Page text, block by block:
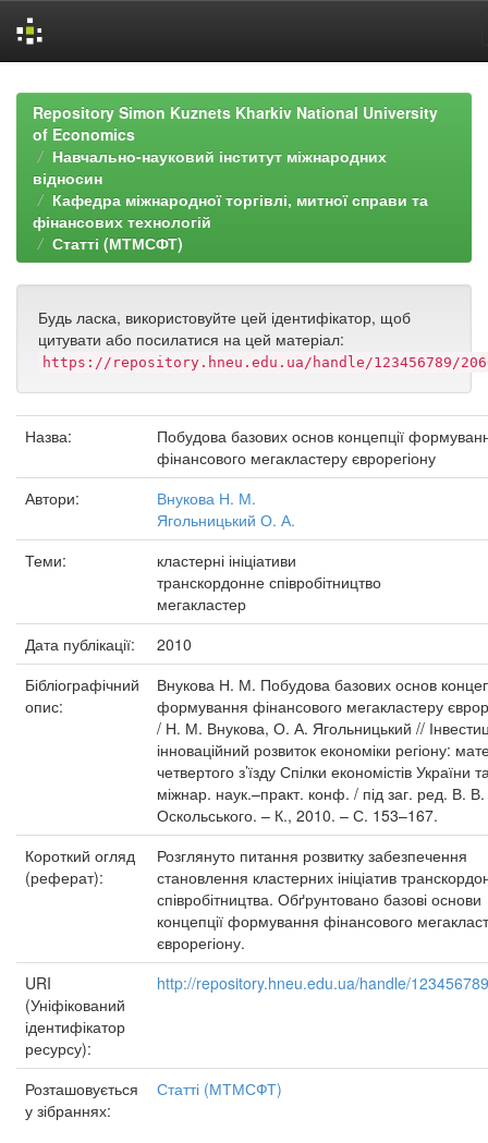
navigationRepository Simon Kuznets Kharkiv National University
of Economics
Навчально-науковий інститут міжнародних
відносин
Кафедра міжнародної торгівлі, митної справи та
фінансових технологій
Статті (МТМСФТ)
Будь ласка, використовуйте цей ідентифікатор, щоб
цитувати або посилатися на цей матеріал:
https://repository.hneu.edu.ua/handle/123456789/
Назва:
Побудова базових основ концепції
фінансового мегакластеру єврорегіону
Автори:
Внукова Н. М.
Ягольницький О. А.
Теми:
кластерні ініціативи
транскордонне співробітництво
мегакластер
Дата публікації:
2010
Бібліографічний
опис:
Внукова Н. М. Побудова базових основ
формування фінансового мегакластеру
/ Н. М. Внукова, О. А. Ягольницький //
інноваційний розвиток економіки регіону:
четвертого з’їзду Спілки економістів України
міжнар. наук.–практ. конф. / під заг. ред. В. В.
Оскольського. – К., 2010. – С. 153–167.
Короткий огляд
(реферат):
Розглянуто питання розвитку забезпечення
становлення кластерних ініціатив
співробітництва. Обґрунтовано базові основи
концепції формування фінансового
єврорегіону.
URI
(Уніфікований
ідентифікатор
ресурсу):
http://repository.hneu.edu.ua/handle/
Розташовується
у зібраннях:
Статті (МТМСФТ)